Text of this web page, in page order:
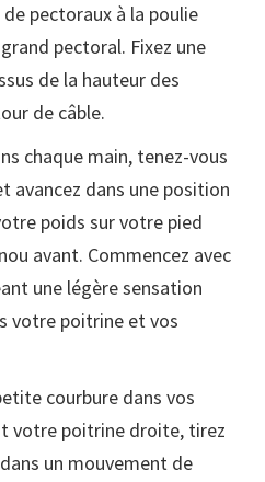
pectoraux à la poulie
pectoral. Fixez une
de la hauteur des
de câble.
chaque main, tenez-vous
avancez dans une position
poids sur votre pied
avant. Commencez avec
une légère sensation
votre poitrine et vos
courbure dans vos
votre poitrine droite, tirez
un mouvement de